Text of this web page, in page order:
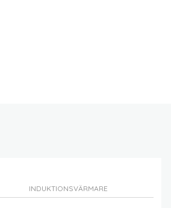
INDUKTIONSVÄRMARE